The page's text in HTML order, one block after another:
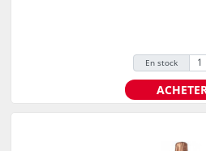
En stock